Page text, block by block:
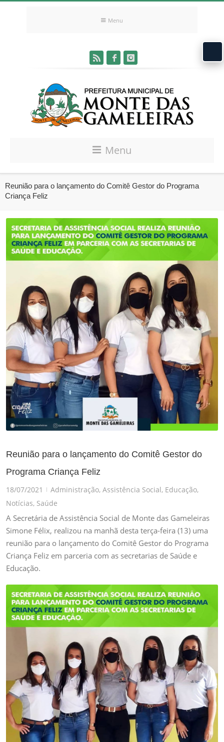
Menu
Menu
Reunião para o lançamento do Comitê Gestor do Programa
Criança Feliz
Reunião para o lançamento do Comitê Gestor do
Programa Criança Feliz
18/07/2021 | Administração, Assistência Social, Educação,
Notícias, Saúde
A Secretária de Assistência Social de Monte das Gameleiras
Simone Félix, realizou na manhã desta terça-feira (13) uma
reunião para o lançamento do Comitê Gestor do Programa
Criança Feliz em parceria com as secretarias de Saúde e
Educação.